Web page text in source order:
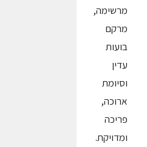
מרשימה,
מרקם
בועות
עדין
וסיומת
ארוכה,
פריכה
ומדויקת.